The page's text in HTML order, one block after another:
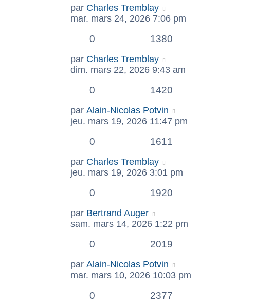
par Charles Tremblay
mar. mars 24, 2026 7:06 pm
0 1380
par Charles Tremblay
dim. mars 22, 2026 9:43 am
0 1420
par Alain-Nicolas Potvin
jeu. mars 19, 2026 11:47 pm
0 1611
par Charles Tremblay
jeu. mars 19, 2026 3:01 pm
0 1920
par Bertrand Auger
sam. mars 14, 2026 1:22 pm
0 2019
par Alain-Nicolas Potvin
mar. mars 10, 2026 10:03 pm
0 2377